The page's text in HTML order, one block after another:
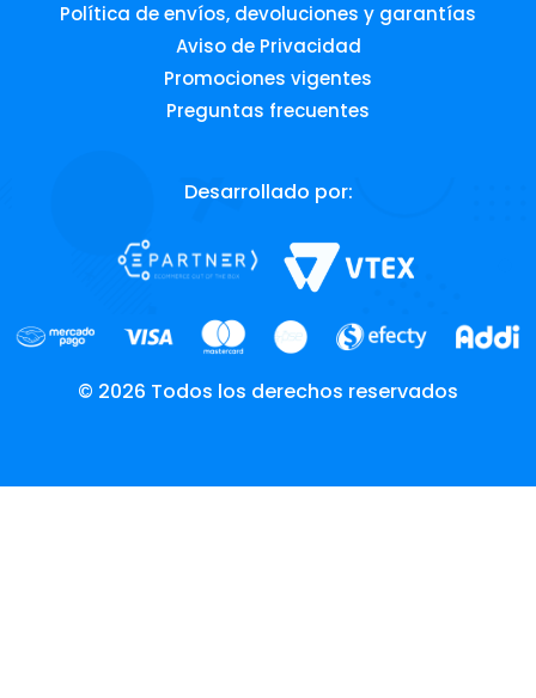
Política de envíos, devoluciones y garantías
Aviso de Privacidad
Promociones vigentes
Preguntas frecuentes
Desarrollado por:
© 2026 Todos los derechos reservados